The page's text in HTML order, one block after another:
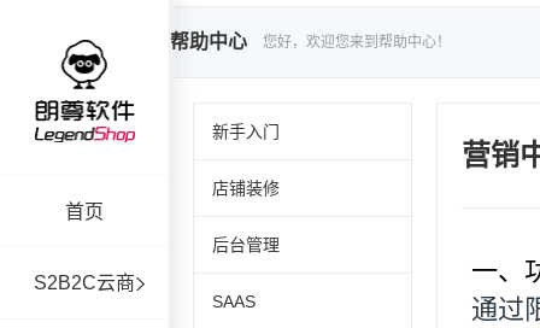
首页
S2B2C云商
帮助中心 您好，欢迎您来到帮助中心！
新手入门
店铺装修
后台管理
SAAS
营销